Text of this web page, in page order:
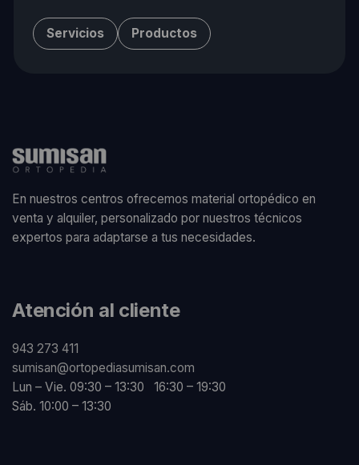
Servicios Productos
En nuestros centros ofrecemos material ortopédico en
venta y alquiler, personalizado por nuestros técnicos
expertos para adaptarse a tus necesidades.
Atención al cliente
943 273 411
sumisan@ortopediasumisan.com
Lun – Vie. 09:30 – 13:30 16:30 – 19:30
Sáb. 10:00 – 13:30